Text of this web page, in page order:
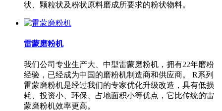
状、颗粒状及粉状原料磨成所要求的粉状物料。
雷蒙磨粉机
我们公司专业生产大、中型雷蒙磨粉机，拥有22年磨粉
经验，已经成为中国的磨粉机制造商和供应商。 R系列
雷蒙磨粉机是经过我们的专家优化升级改造，具有低损
耗、投资小、环保、占地面积小等优点，它比传统的雷
蒙磨粉机效率更高。